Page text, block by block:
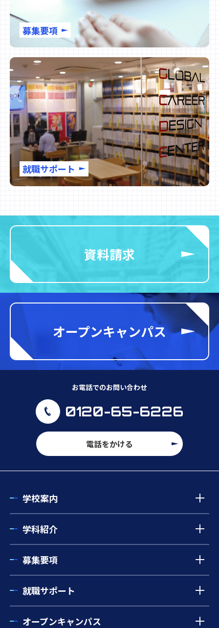
募集要項
就職サポート
資料請求
オープンキャンパス
お電話でのお問い合わせ
0120-65-6226
電話をかける
学校案内
学科紹介
募集要項
就職サポート
オープンキャンパス